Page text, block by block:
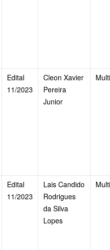
Edital
11/2023
Cleon Xavier
Pereira
Junior
Edital
11/2023
Lais Candido
Rodrigues
da Silva
Lopes